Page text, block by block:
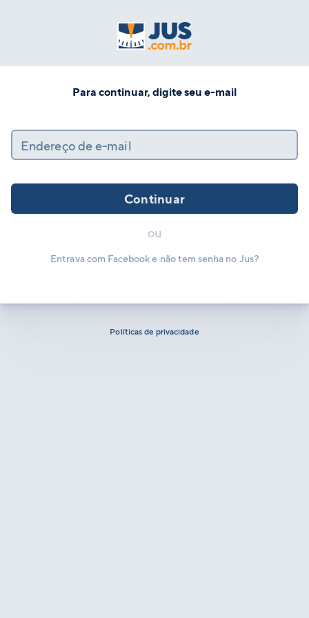
Para continuar, digite seu e-mail
Endereço de e-mail
Continuar
ou
Entrava com Facebook e não tem senha no Jus?
Políticas de privacidade